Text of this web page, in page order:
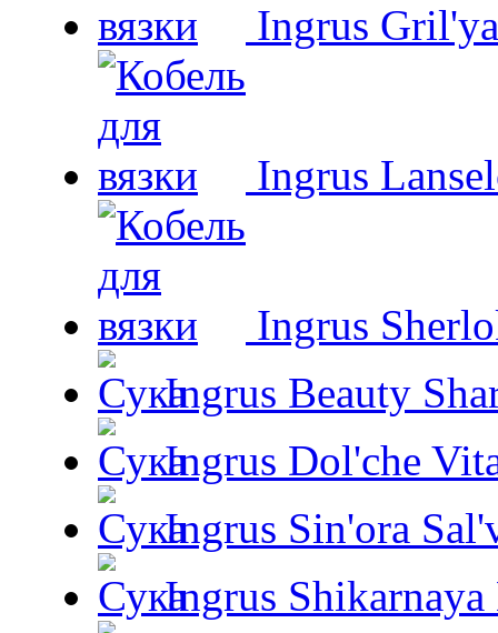
Ingrus
Ingrus
Ingrus
Ingrus Beauty
Ingrus Dol'che
Ingrus Sin'ora
Ingrus Shikarnaya